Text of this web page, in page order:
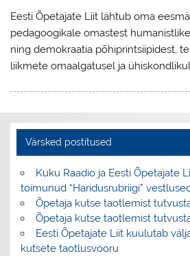
Eesti Õpetajate Liit lähtub oma
pedagoogikale omastest
ning demokraatia põhiprintsiipidest,
liikmete omaalgatusel ja
Värsked postitused
Kuku Raadio ja Eesti Õpetajate
toimunud “Haridusrubriigi”
Õpetaja kutse taotlemist
Õpetaja kutse taotlemist
Eesti Õpetajate Liit kuulutab
kutsete taotlusvooru